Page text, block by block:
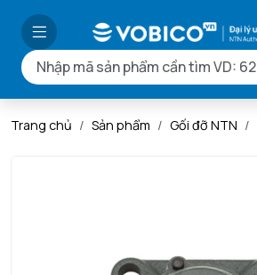
Trang chủ Sản phẩm Gối đỡ NTN